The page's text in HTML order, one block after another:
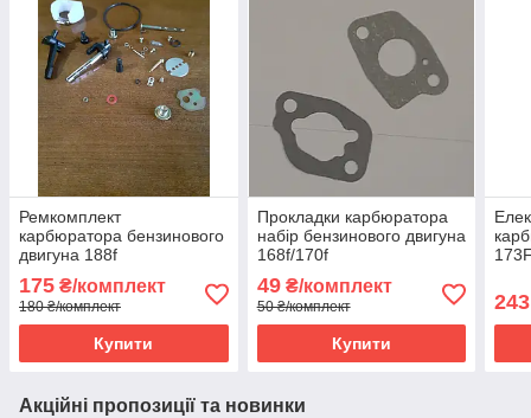
Ремкомплект
карбюратора бензинового
двигуна 188f
175 ₴/комплект
180 ₴/комплект
Купити
Прокладки карбюратора
набір бензинового двигуна
168f/170f
49₴/комплект
50 ₴/комплект
Купити
243
Акційні пропозиції та новинки